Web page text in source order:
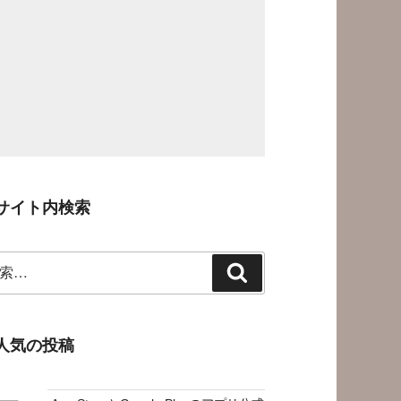
イト内検索
索
気の投稿